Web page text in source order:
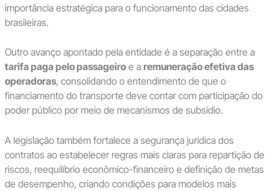
importância estratégica para o funcionamento das cidades
brasileiras.
Outro avanço apontado pela entidade é a separação entre a
tarifa paga pelo passageiroe a remuneração efetiva das
operadoras, consolidando o entendimento de que o
financiamento do transporte deve contar com participação do
poder público por meio de mecanismos de subsídio.
A legislação também fortalece a segurança jurídica dos
contratos ao estabelecer regras mais claras para repartição de
riscos, reequilíbrio econômico-financeiro e definição de metas
de desempenho, criando condições para modelos mais